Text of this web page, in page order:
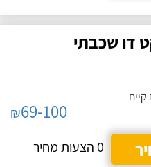
דו שכבתי
₪69-100
0 הצעות מחיר